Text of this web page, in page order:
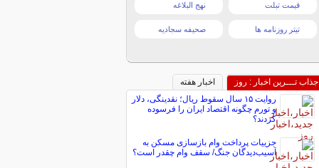
قیمت تبلت نهج البلاغه
تیتر روزنامه ها صحیفه سجادیه
جذاب تـــرین اخبار : روز
اخبار هفته
روایت ۱۵ سال سقوط ریال؛ نقدینگی، دلار
و تورم چگونه اقتصاد ایران را فرسوده
کردند؟
جزییات پرداخت وام بازسازی مسکن به
آسیب‌دیدگان جنگ/ سقف وام چقدر است؟